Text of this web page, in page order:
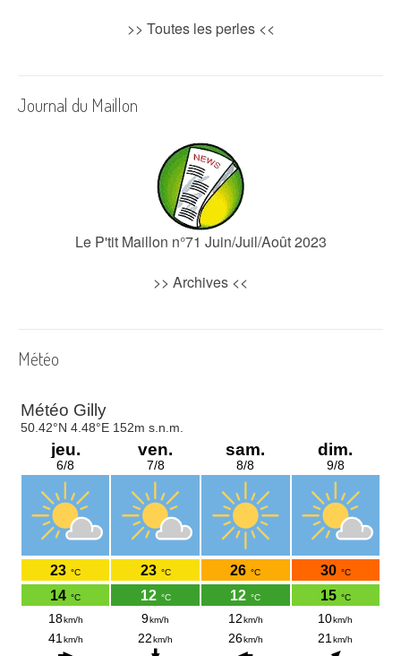
>> Toutes les perles<<
Journal du Maillon
Le P'tit Maillon n°71 Juin/Juil/Août 2023
>> Archives <<
Météo